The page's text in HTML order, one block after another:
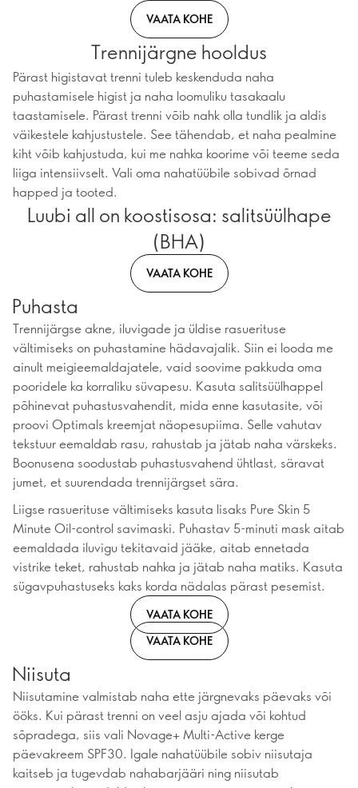
VAATA KOHE
Trennijärgne hooldus
Pärast higistavat trenni tuleb keskenduda naha
puhastamisele higist ja naha loomuliku tasakaalu
taastamisele. Pärast trenni võib nahk olla tundlik ja aldis
väikestele kahjustustele. See tähendab, et naha pealmine
kiht võib kahjustuda, kui me nahka koorime või teeme seda
liiga intensiivselt. Vali oma nahatüübile sobivad õrnad
happed ja tooted.
Luubi all on koostisosa: salitsüülhape
(BHA)
VAATA KOHE
Puhasta
Trennijärgse akne, iluvigade ja üldise rasuerituse
vältimiseks on puhastamine hädavajalik. Siin ei looda me
ainult meigieemaldajatele, vaid soovime pakkuda oma
pooridele ka korraliku süvapesu. Kasuta salitsüülhappel
põhinevat puhastusvahendit, mida enne kasutasite, või
proovi Optimals kreemjat näopesupiima. Selle vahutav
tekstuur eemaldab rasu, rahustab ja jätab naha värskeks.
Boonusena soodustab puhastusvahend ühtlast, säravat
jumet, et suurendada trennijärgset sära.
Liigse rasuerituse vältimiseks kasuta lisaks Pure Skin 5
Minute Oil-control savimaski. Puhastav 5-minuti mask aitab
eemaldada iluvigu tekitavaid jääke, aitab ennetada
vistrike teket, rahustab nahka ja jätab naha matiks. Kasuta
sügavpuhastuseks kaks korda nädalas pärast pesemist.
VAATA KOHE
VAATA KOHE
Niisuta
Niisutamine valmistab naha ette järgnevaks päevaks või
ööks. Kui pärast trenni on veel asju ajada või kohtud
sõpradega, siis vali Novage+ Multi-Active kerge
päevakreem SPF30. Igale nahatüübile sobiv niisutaja
kaitseb ja tugevdab nahabarjääri ning niisutab